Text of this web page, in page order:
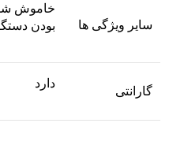
سایر ویژگی ها
خاموش
بودن
گارانتی
دارد